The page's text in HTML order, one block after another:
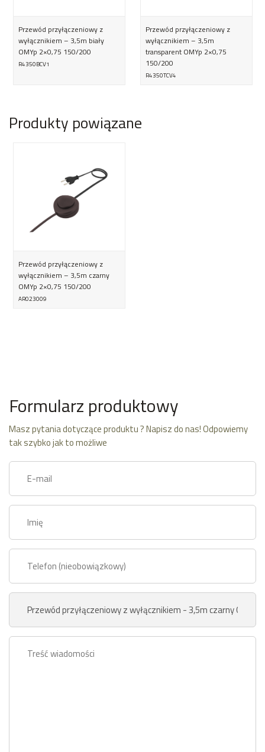
Przewód przyłączeniowy z
wyłącznikiem – 3,5m biały
OMYp 2×0,75 150/200
R4350BCV1
Przewód przyłączeniowy z
wyłącznikiem – 3,5m
transparent OMYp 2×0,75
150/200
R4350TCV4
Produkty powiązane
Przewód przyłączeniowy z
wyłącznikiem – 3,5m czarny
OMYp 2×0,75 150/200
AR023009
Formularz produktowy
Masz pytania dotyczące produktu ? Napisz do nas! Odpowiemy
tak szybko jak to możliwe